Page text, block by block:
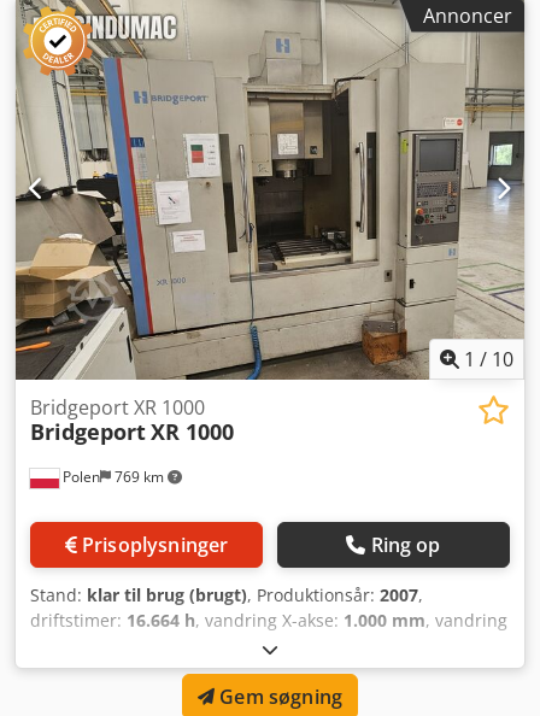
Annoncer
1 / 10
Polen 769 km
Bridgeport XR 1000
BridgeportXR 1000
Prisoplysninger Ring op
Stand: klar til brug (brugt), Produktionsår: 2007,
driftstimer: 16.664 h, vandring X-akse: 1.000 mm, vandring
, vandring på Z-aksen:
controllerproducent:HEIDENHAIN, controller model:iTNC
600 mm, bordlængde:
Gem søgning